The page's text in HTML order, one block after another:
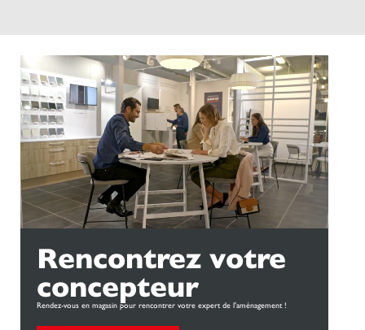
Rencontrez votre
concepteur
Rendez-vous en magasin pour rencontrer votre expert de l'aménagement !